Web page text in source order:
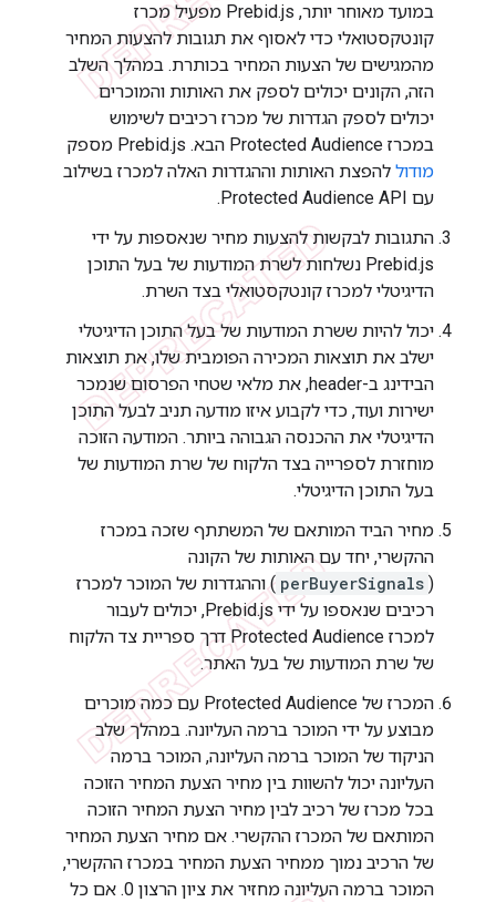
במועד מאוחר יותר, Prebid.js מפעיל מכרז
קונטקסטואלי כדי לאסוף את תגובות להצעות המחיר
מהמגישים של הצעות המחיר בכותרת. במהלך השלב
הזה, הקונים יכולים לספק את האותות והמוכרים
יכולים לספק הגדרות של מכרז רכיבים לשימוש
במכרז Protected Audience הבא. ‫Prebid.js מספק
מודול להפצת האותות וההגדרות האלה למכרז בשילוב
עם Protected Audience API.
התגובות לבקשות להצעות מחיר שנאספות על ידי
Prebid.js נשלחות לשרת המודעות של בעל התוכן
הדיגיטלי למכרז קונטקסטואלי בצד השרת.
יכול להיות ששרת המודעות של בעל התוכן הדיגיטלי
ישלב את תוצאות המכירה הפומבית שלו, את תוצאות
הבידינג ב-header, את מלאי שטחי הפרסום שנמכר
ישירות ועוד, כדי לקבוע איזו מודעה תניב לבעל התוכן
הדיגיטלי את ההכנסה הגבוהה ביותר. המודעה הזוכה
מוחזרת לספרייה בצד הלקוח של שרת המודעות של
בעל התוכן הדיגיטלי.
מחיר הביד המותאם של המשתתף שזכה במכרז
ההקשרי, יחד עם האותות של הקונה
(
perBuyerSignals ) וההגדרות של המוכר למכרז
רכיבים שנאספו על ידי Prebid.js, יכולים לעבור
למכרז Protected Audience דרך ספריית צד הלקוח
של שרת המודעות של בעל האתר.
המכרז של Protected Audience עם כמה מוכרים
מבוצע על ידי המוכר ברמה העליונה. במהלך שלב
הניקוד של המוכר ברמה העליונה, המוכר ברמה
העליונה יכול להשוות בין מחיר הצעת המחיר הזוכה
בכל מכרז של רכיב לבין מחיר הצעת המחיר הזוכה
המותאם של המכרז ההקשרי. אם מחיר הצעת המחיר
של הרכיב נמוך ממחיר הצעת המחיר במכרז ההקשרי,
המוכר ברמה העליונה מחזיר את ציון הרצון 0. אם כל